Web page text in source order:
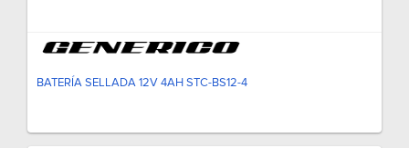
BATERÍA SELLADA 12V 4AH STC-BS12-4